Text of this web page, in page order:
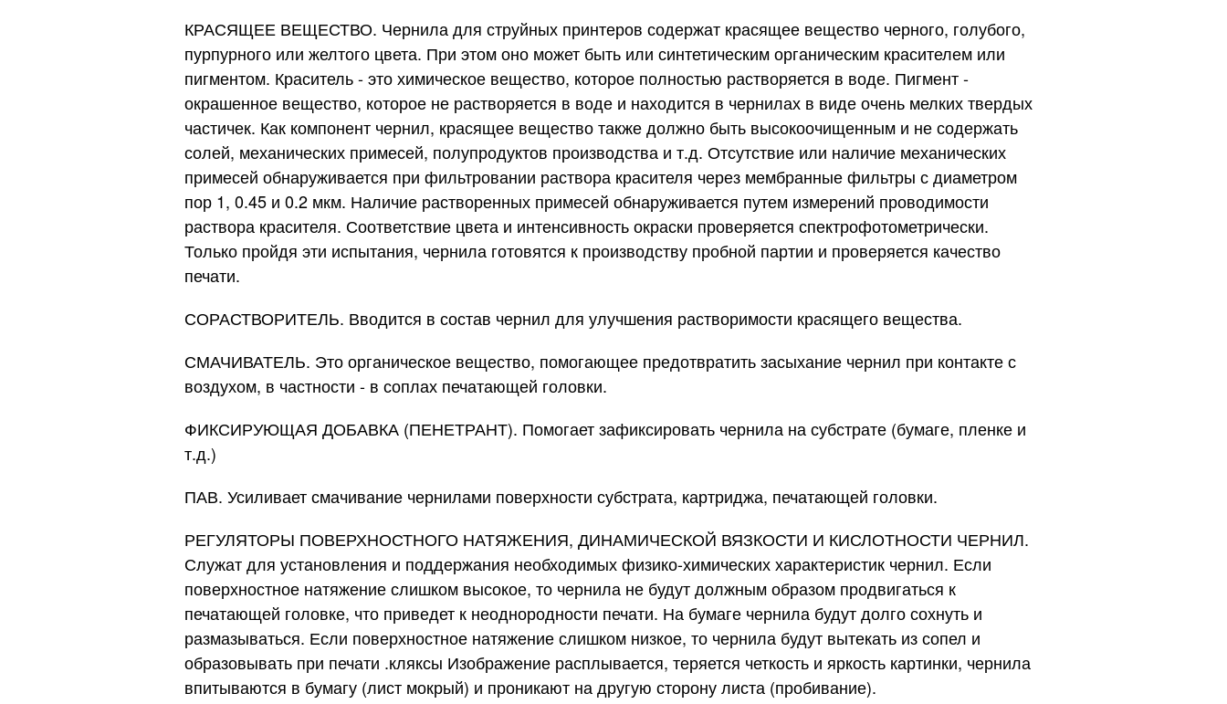
КРАСЯЩЕЕ ВЕЩЕСТВО. Чернила для струйных принтеров содержат красящее вещество черного, голубого,
пурпурного или желтого цвета. При этом оно может быть или синтетическим органическим красителем или
пигментом. Краситель - это химическое вещество, которое полностью растворяется в воде. Пигмент -
окрашенное вещество, которое не растворяется в воде и находится в чернилах в виде очень мелких твердых
частичек. Как компонент чернил, красящее вещество также должно быть высокоочищенным и не содержать
солей, механических примесей, полупродуктов производства и т.д. Отсутствие или наличие механических
примесей обнаруживается при фильтровании раствора красителя через мембранные фильтры с диаметром
пор 1, 0.45 и 0.2 мкм. Наличие растворенных примесей обнаруживается путем измерений проводимости
раствора красителя. Соответствие цвета и интенсивность окраски проверяется спектрофотометрически.
Только пройдя эти испытания, чернила готовятся к производству пробной партии и проверяется качество
печати.
СОРАСТВОРИТЕЛЬ. Вводится в состав чернил для улучшения растворимости красящего вещества.
СМАЧИВАТЕЛЬ. Это органическое вещество, помогающее предотвратить засыхание чернил при контакте с
воздухом, в частности - в соплах печатающей головки.
ФИКСИРУЮЩАЯ ДОБАВКА (ПЕНЕТРАНТ). Помогает зафиксировать чернила на субстрате (бумаге, пленке и
т.д.)
ПАВ. Усиливает смачивание чернилами поверхности субстрата, картриджа, печатающей головки.
РЕГУЛЯТОРЫ ПОВЕРХНОСТНОГО НАТЯЖЕНИЯ, ДИНАМИЧЕСКОЙ ВЯЗКОСТИ И КИСЛОТНОСТИ ЧЕРНИЛ.
Служат для установления и поддержания необходимых физико-химических характеристик чернил. Если
поверхностное натяжение слишком высокое, то чернила не будут должным образом продвигаться к
печатающей головке, что приведет к неоднородности печати. На бумаге чернила будут долго сохнуть и
размазываться. Если поверхностное натяжение слишком низкое, то чернила будут вытекать из сопел и
образовывать при печати .кляксы Изображение расплывается, теряется четкость и яркость картинки, чернила
впитываются в бумагу (лист мокрый) и проникают на другую сторону листа (пробивание).